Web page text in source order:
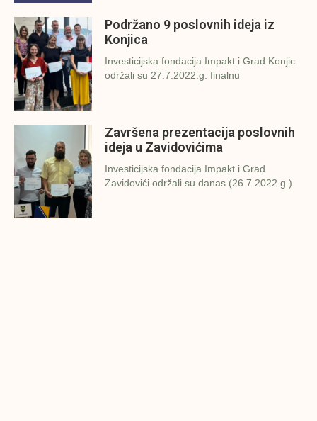
Podržano 9 poslovnih ideja iz
Konjica
Investicijska fondacija Impakt i Grad Konjic
održali su 27.7.2022.g. finalnu
Završena prezentacija poslovnih
ideja u Zavidovićima
Investicijska fondacija Impakt i Grad
Zavidovići održali su danas (26.7.2022.g.)